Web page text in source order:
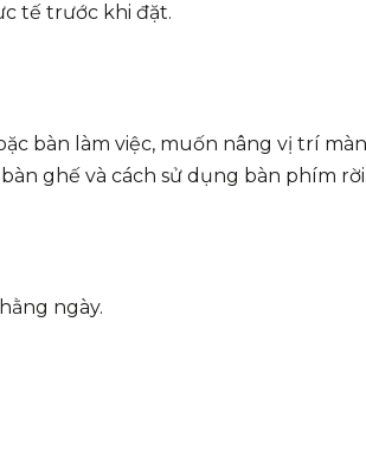
tế trước khi đặt.
bàn làm việc, muốn nâng vị trí
ghế và cách sử dụng bàn phím rời.
ngày.